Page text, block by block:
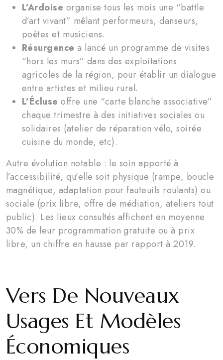
L’Ardoise organise tous les mois une “battle
d’art vivant” mêlant performeurs, danseurs,
poètes et musiciens.
Résurgence a lancé un programme de visites
“hors les murs” dans des exploitations
agricoles de la région, pour établir un dialogue
entre artistes et milieu rural.
L’Écluse offre une “carte blanche associative”
chaque trimestre à des initiatives sociales ou
solidaires (atelier de réparation vélo, soirée
cuisine du monde, etc).
Autre évolution notable : le soin apporté à
l’accessibilité, qu’elle soit physique (rampe, boucle
magnétique, adaptation pour fauteuils roulants) ou
sociale (prix libre, offre de médiation, ateliers tout
public). Les lieux consultés affichent en moyenne
30% de leur programmation gratuite ou à prix
libre, un chiffre en hausse par rapport à 2019.
Vers De Nouveaux
Usages Et Modèles
Économiques